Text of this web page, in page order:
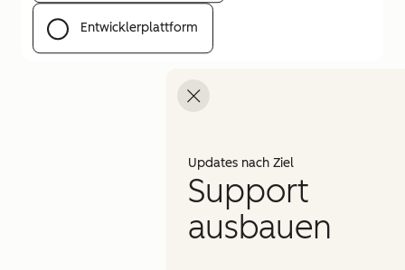
Menü öffnen
Entwicklerplattform
Updates nach Ziel
Support
ausbauen